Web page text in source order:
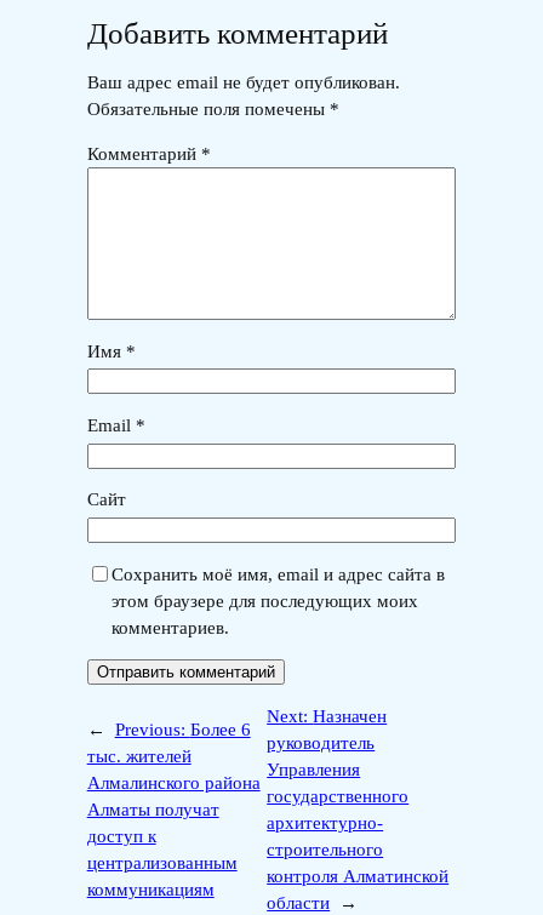
Добавить комментарий
Ваш адрес email не будет опубликован.
Обязательные поля помечены *
Комментарий *
Имя *
Email *
Сайт
Сохранить моё имя, email и адрес сайта в
этом браузере для последующих моих
комментариев.
← Previous: Более 6
тыс. жителей
Алмалинского района
Алматы получат
доступ к
централизованным
коммуникациям
Next:Назначен
руководитель
Управления
государственного
архитектурно-
строительного
контроля Алматинской
области
→